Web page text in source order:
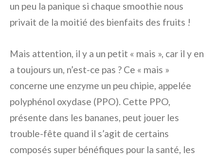
un peu la panique si chaque smoothie nous
privait de la moitié des bienfaits des fruits !
Mais attention, il y a un petit « mais », car il y en
a toujours un, n’est-ce pas ? Ce « mais »
concerne une enzyme un peu chipie, appelée
polyphénol oxydase (PPO). Cette PPO,
présente dans les bananes, peut jouer les
trouble-fête quand il s’agit de certains
composés super bénéfiques pour la santé, les